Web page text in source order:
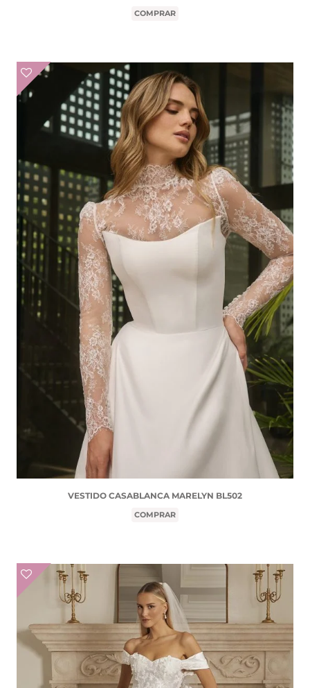
COMPRAR
VESTIDO CASABLANCA MARELYN BL502
COMPRAR